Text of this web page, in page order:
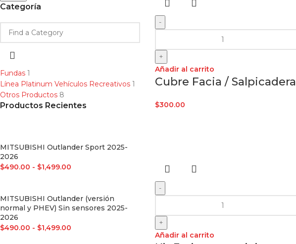
Categoría
Fundas 1
Línea Platinum Vehículos Recreativos 1
Otros Productos 8
Productos Recientes
MITSUBISHI Outlander Sport 2025-
2026
$490.00 - $1,499.00
MITSUBISHI Outlander (versión
normal y PHEV) Sin sensores 2025-
2026
$490.00 - $1,499.00
-
+
Añadir al carrito
Cubre Facia / Salpicadera
$300.00
-
+
Añadir al carrito